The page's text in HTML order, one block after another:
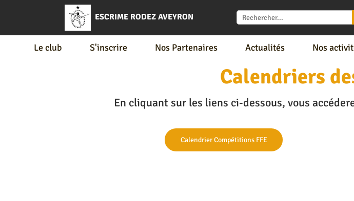
ESCRIME RODEZ AVEYRON
Le club S'inscrire Nos Partenaires Actualités Nos
Calendriers
En cliquant sur les liens ci-dessous, vous
Calendrier Compétitions FFE